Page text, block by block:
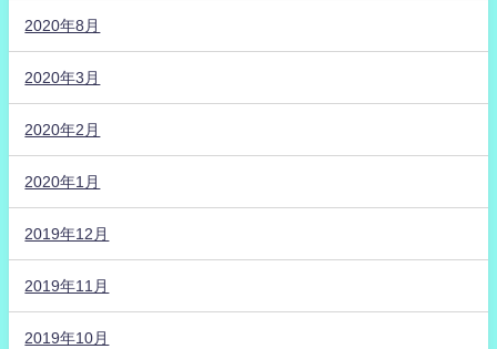
2020年8月
2020年3月
2020年2月
2020年1月
2019年12月
2019年11月
2019年10月